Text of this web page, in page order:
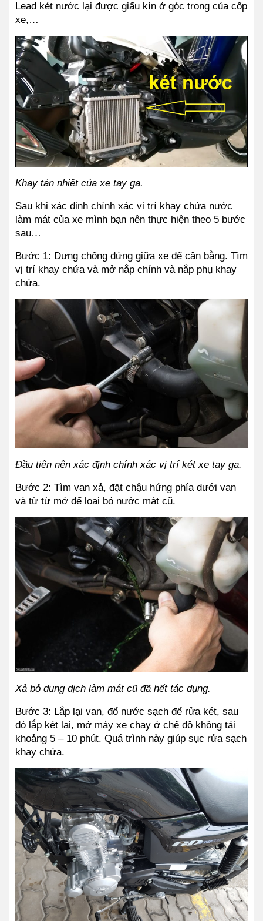
Lead két nước lại được giấu kín ở góc trong của cốp
xe,…
Khay tản nhiệt của xe tay ga.
Sau khi xác định chính xác vị trí khay chứa nước
làm mát của xe mình bạn nên thực hiện theo 5 bước
sau…
Bước 1: Dựng chống đứng giữa xe để cân bằng. Tìm
vị trí khay chứa và mở nắp chính và nắp phụ khay
chứa.
Đầu tiên nên xác định chính xác vị trí két xe tay ga.
Bước 2: Tìm van xả, đặt chậu hứng phía dưới van
và từ từ mở để loại bỏ nước mát cũ.
Xả bỏ dung dịch làm mát cũ đã hết tác dụng.
Bước 3: Lắp lại van, đổ nước sạch để rửa két, sau
đó lắp két lại, mở máy xe chạy ở chế độ không tải
khoảng 5 – 10 phút. Quá trình này giúp sục rửa sạch
khay chứa.